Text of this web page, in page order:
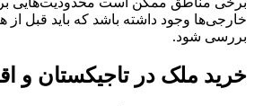
خارجی‌ها وجود داشته باشد که باید قبل از
بررسی شود.
خرید ملک در تاجیکستان و